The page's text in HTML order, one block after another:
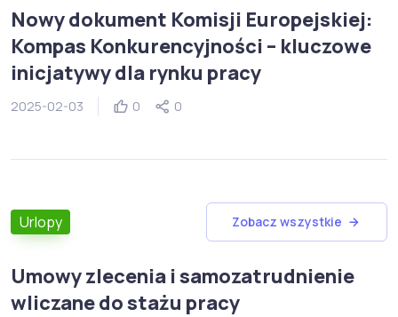
Nowy dokument Komisji Europejskiej:
Kompas Konkurencyjności – kluczowe
inicjatywy dla rynku pracy
2025-02-03 0 0
Urlopy Zobacz wszystkie
Umowy zlecenia i samozatrudnienie
wliczane do stażu pracy